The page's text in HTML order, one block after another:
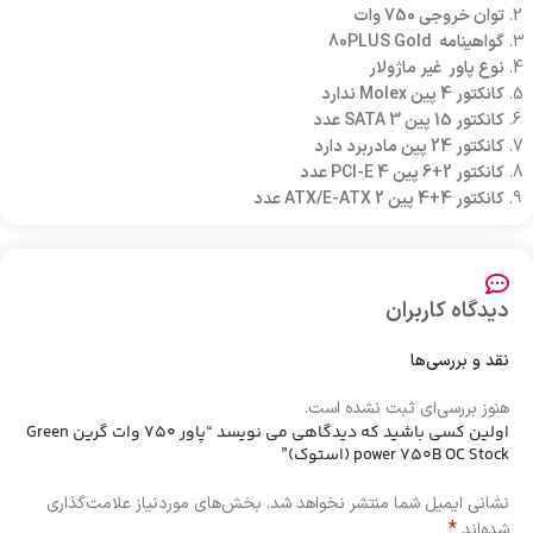
توان خروجی750 وات
گواهینامه 80PLUS Gold
نوع پاور غیر ماژولار
کانکتور 4 پین Molex
ندارد
کانکتور 15 پین SATA
3 عدد
کانکتور 24 پین مادربرد
دارد
کانکتور 2+6 پین PCI-E
4 عدد
کانکتور 4+4 پین ATX/E-ATX
2 عدد
دیدگاه کاربران
نقد و بررسی‌ها
هنوز بررسی‌ای ثبت نشده است.
اولین کسی باشید که دیدگاهی می نویسد “پاور 750 وات گرین Green
power 750B OC Stock (استوک)”
نشانی ایمیل شما منتشر نخواهد شد. بخش‌های موردنیاز علامت‌گذاری